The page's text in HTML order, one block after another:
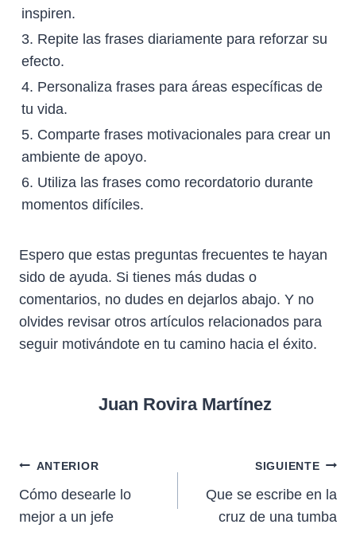
inspiren.
3. Repite las frases diariamente para reforzar su
efecto.
4. Personaliza frases para áreas específicas de
tu vida.
5. Comparte frases motivacionales para crear un
ambiente de apoyo.
6. Utiliza las frases como recordatorio durante
momentos difíciles.
Espero que estas preguntas frecuentes te hayan
sido de ayuda. Si tienes más dudas o
comentarios, no dudes en dejarlos abajo. Y no
olvides revisar otros artículos relacionados para
seguir motivándote en tu camino hacia el éxito.
Juan Rovira Martínez
Navegación
de
ANTERIOR
Cómo desearle lo
mejor a un jefe
SIGUIENTE
Que se escribe en la
cruz de una tumba